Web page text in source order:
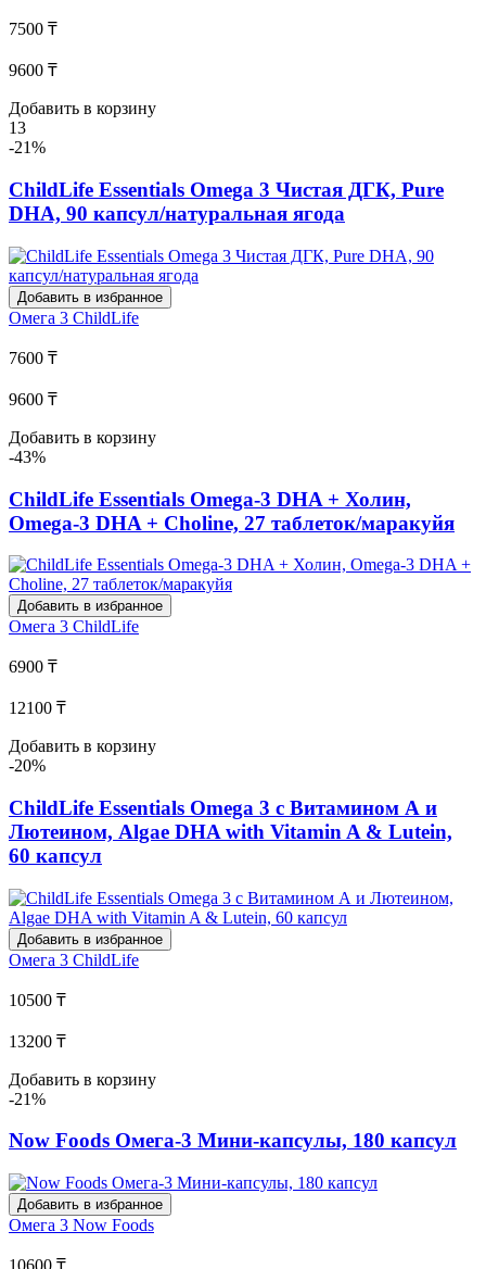
7500 ₸
9600 ₸
Добавить в корзину
13
-21%
ChildLife Essentials Omega 3 Чистая ДГК, Pure
DHA, 90 капсул/натуральная ягода
Добавить в избранное
Омега 3 ChildLife
7600 ₸
9600 ₸
Добавить в корзину
-43%
ChildLife Essentials Omega-3 DHA + Холин,
Omega-3 DHA + Choline, 27 таблеток/маракуйя
Добавить в избранное
Омега 3 ChildLife
6900 ₸
12100 ₸
Добавить в корзину
-20%
ChildLife Essentials Omega 3 с Витамином А и
Лютеином, Algae DHA with Vitamin A & Lutein,
60 капсул
Добавить в избранное
Омега 3 ChildLife
10500 ₸
13200 ₸
Добавить в корзину
-21%
Now Foods Омега-3 Мини-капсулы, 180 капсул
Добавить в избранное
Омега 3 Now Foods